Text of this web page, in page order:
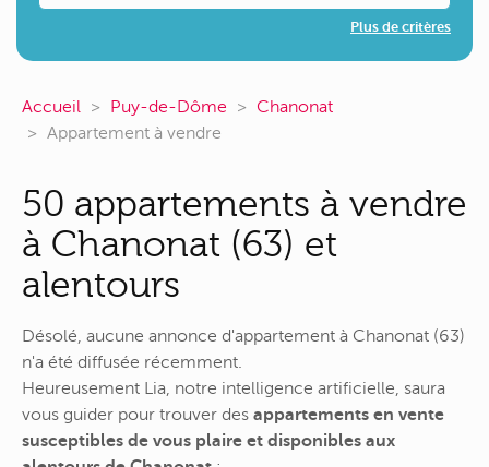
Plus de critères
Accueil Puy-de-Dôme
Chanonat
Appartement à vendre
50 appartements à vendre
à Chanonat (63) et
alentours
Désolé, aucune annonce d'appartement à Chanonat (63)
n'a été diffusée récemment.
Heureusement Lia, notre intelligence artificielle, saura
vous guider pour trouver des appartements en vente
susceptibles de vous plaire et disponibles aux